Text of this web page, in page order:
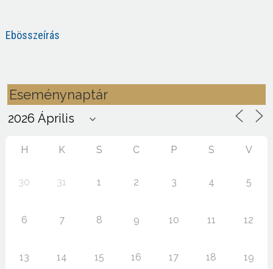
Ebösszeírás
Eseménynaptár
H K S C P S V
30 31 1 2 3 4 5
6 7 8 9 10 11 12
13 14 15 16 17 18 19